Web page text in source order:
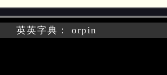
英英字典： orpin